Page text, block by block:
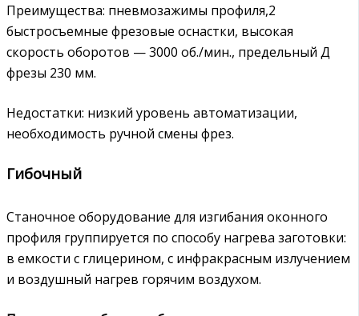
Преимущества: пневмозажимы профиля,2
быстросъемные фрезовые оснастки, высокая
скорость оборотов — 3000 об./мин., предельный Д
фрезы 230 мм.
Недостатки: низкий уровень автоматизации,
необходимость ручной смены фрез.
Гибочный
Станочное оборудование для изгибания оконного
профиля группируется по способу нагрева заготовки:
в емкости с глицерином, с инфракрасным излучением
и воздушный нагрев горячим воздухом.